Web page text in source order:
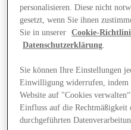
Angebote
personalisieren. Diese nicht
gesetzt, wenn Sie ihnen
Sie in unserer
Cookie-
Datenschutzerklärung
Sie können Ihre Einstellungen
Einwilligung widerrufen, indem
Website auf "Cookies
Einfluss auf die Rechtmäßigkeit
durchgeführten